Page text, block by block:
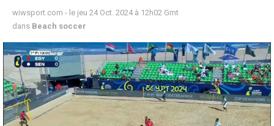
wiwsport.com - le jeu 24 Oct. 2024 à 12h02 Gmt
dans Beach soccer